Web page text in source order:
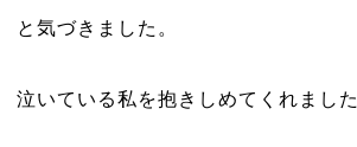
と気づきました。
泣いている私を抱きしめてくれました